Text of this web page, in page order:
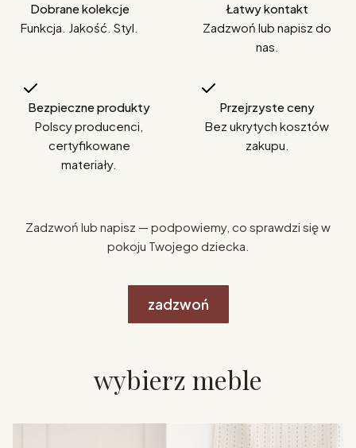
Dobrane kolekcje
Funkcja. Jakość. Styl.
Łatwy kontakt
Zadzwoń lub napisz do
nas.
Bezpieczne produkty
Polscy producenci,
certyfikowane
materiały.
Przejrzyste ceny
Bez ukrytych kosztów
zakupu.
Zadzwoń lub napisz — podpowiemy, co sprawdzi się w
pokoju Twojego dziecka.
zadzwoń
wybierz meble